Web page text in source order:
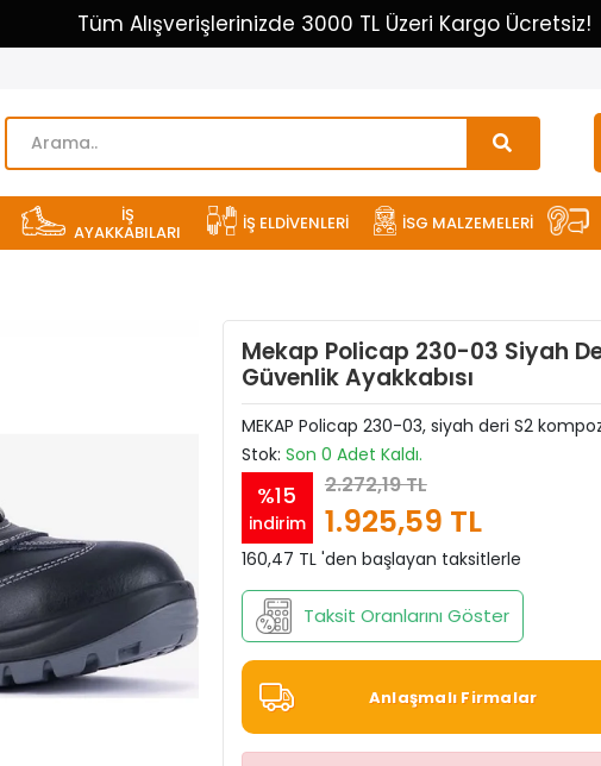
Tüm Alışverişlerinizde 3000 TL Üzeri Kargo Ücretsiz!
İŞ
AYAKKABILARI İŞ ELDİVENLERİ İSG MALZEMELERİ
Mekap Policap 230-03 Siyah
Güvenlik Ayakkabısı
MEKAP Policap 230-03, siyah deri S2
Stok: Son 0 Adet Kaldı.
%15
indirim
2.272,19 TL
1.925,59 TL
160,47 TL 'den başlayan taksitlerle
Taksit Oranlarını Göster
Anlaşmalı Firmalar